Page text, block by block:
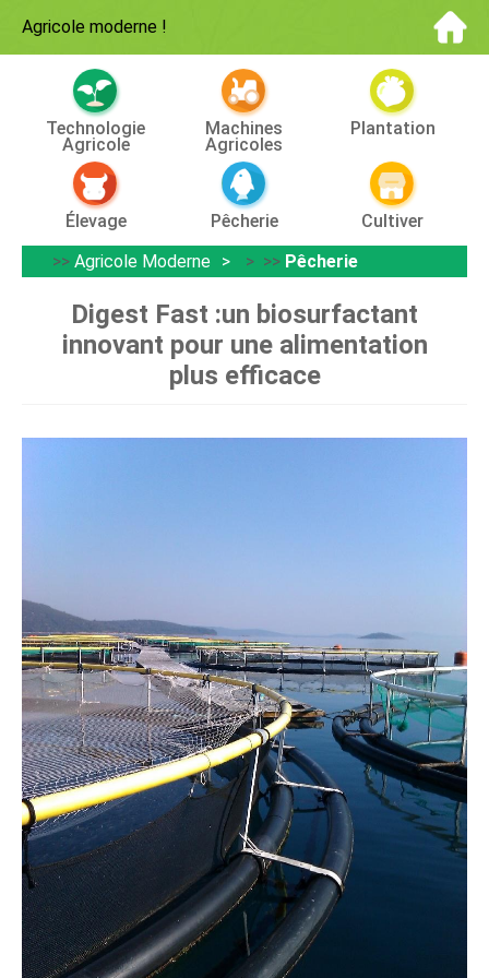
Agricole moderne !
Technologie
Agricole
Machines
Agricoles
Plantation
Élevage Pêcherie
Cultiver
>> Agricole Moderne > >> Pêcherie
Digest Fast :un biosurfactant
innovant pour une alimentation
plus efficace